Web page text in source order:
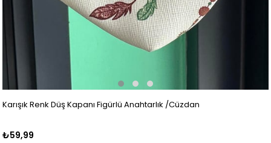
Karışık Renk Düş Kapanı Figürlü Anahtarlık /Cüzdan
₺59,99